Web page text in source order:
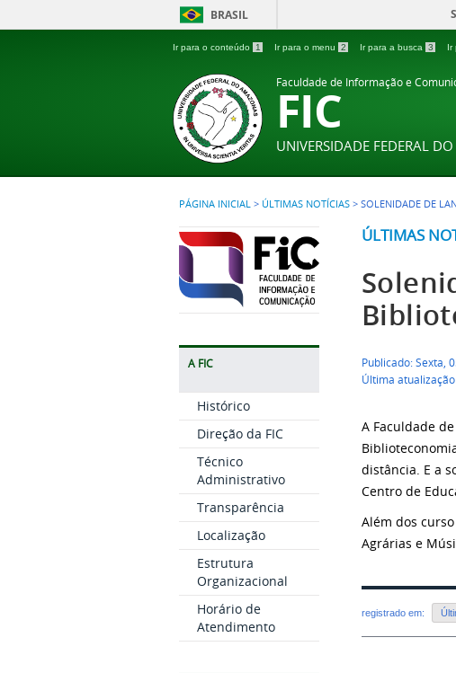
BRASIL
Ir para o conteúdo 1 Ir para o menu 2 Ir para a busca 3 Ir
Faculdade de Informação e
FIC
UNIVERSIDADE FEDERAL
PÁGINA INICIAL > ÚLTIMAS NOTÍCIAS > SOLENIDADE DE
A FIC
Histórico
Direção da FIC
Técnico
Administrativo
Transparência
Localização
Estrutura
Organizacional
Horário de
Atendimento
ÚLTIMAS
Publicado: Sexta,
Última
A Faculdade
distância. E a
Centro de
Além dos
Agrárias e
registrado em: